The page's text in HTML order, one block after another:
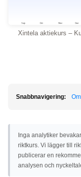
Xintela aktiekurs –
Snabbnavigering:
Inga analytiker
riktkurs. Vi lägger till
publicerar en
analysen och